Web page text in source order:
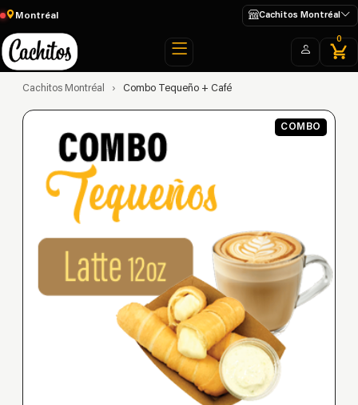
Montréal Cachitos Montréal
0
Cachitos Montréal › Combo Tequeño + Café
COMBO